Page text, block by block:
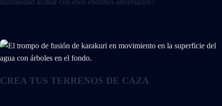
CREA TUS TERRENOS DE CAZA